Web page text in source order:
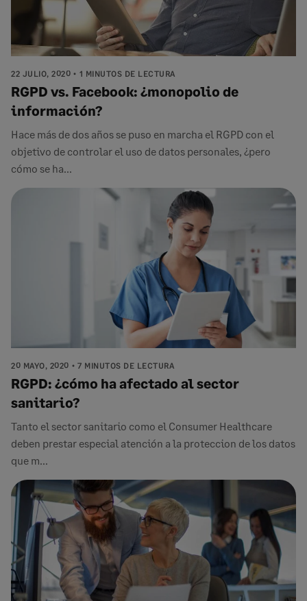
22 JULIO, 2020 1 MINUTOS DE LECTURA
RGPD vs. Facebook: ¿monopolio de
información?
Hace más de dos años se puso en marcha el RGPD con el
objetivo de controlar el uso de datos personales, ¿pero
cómo se ha...
20 MAYO, 2020 7 MINUTOS DE LECTURA
RGPD: ¿cómo ha afectado al sector
sanitario?
Tanto el sector sanitario como el Consumer Healthcare
deben prestar especial atención a la proteccion de los datos
que m...